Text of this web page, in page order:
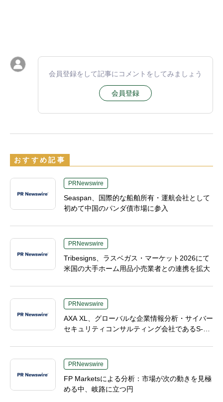
会員登録をして記事にコメントをしてみましょう
会員登録
おすすめ記事
PRNewswire
Seaspan、国際的な船舶所有・運航会社として
初めて中国のパンダ債市場に参入
PRNewswire
Tribesigns、ラスベガス・マーケット2026にて
米国の大手ホーム用品小売業者との連携を拡大
PRNewswire
AXA XL、グローバルな企業情報分析・サイバー
セキュリティコンサルティング会社であるS-R
PRNewswire
FP Marketsによる分析：市場が次の動きを見極
める中、岐路に立つ円